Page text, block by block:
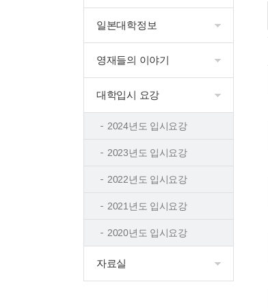
일본대학정보
영재들의 이야기
대학입시 요강
2024년도 입시요강
2023년도 입시요강
2022년도 입시요강
2021년도 입시요강
2020년도 입시요강
자료실